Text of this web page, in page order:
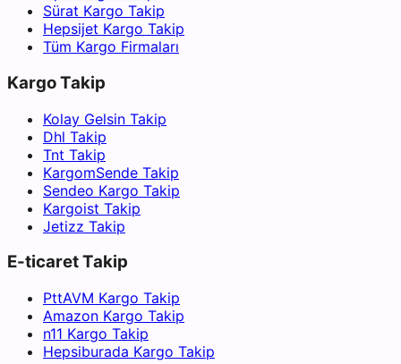
Sürat Kargo Takip
Hepsijet Kargo Takip
Tüm Kargo Firmaları
Kargo Takip
Kolay Gelsin Takip
Dhl Takip
Tnt Takip
KargomSende Takip
Sendeo Kargo Takip
Kargoist Takip
Jetizz Takip
E-ticaret Takip
PttAVM Kargo Takip
Amazon Kargo Takip
n11 Kargo Takip
Hepsiburada Kargo Takip